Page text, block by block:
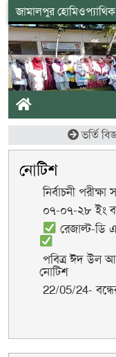
জামালপুর
ভর্তি
নোটিশ
নির্বাচনী
০৭-০৭-২৮ ইং
রেজাল্ট-ডি
পবিত্র ঈদ উল
নোটিশ
22/05/24-